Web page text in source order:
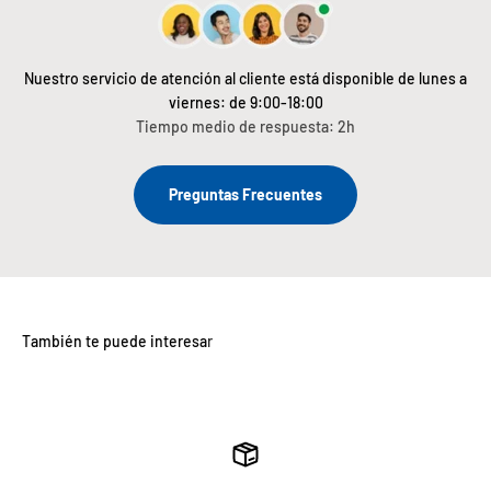
Nuestro servicio de atención al cliente está disponible de lunes a
viernes: de 9:00-18:00
Tiempo medio de respuesta: 2h
Preguntas Frecuentes